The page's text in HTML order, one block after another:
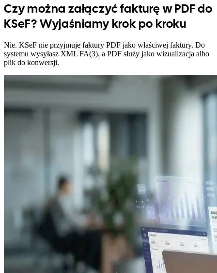
Czy można załączyć fakturę w PDF do
KSeF? Wyjaśniamy krok po kroku
Nie. KSeF nie przyjmuje faktury PDF jako właściwej faktury. Do
systemu wysyłasz XML FA(3), a PDF służy jako wizualizacja albo
plik do konwersji.